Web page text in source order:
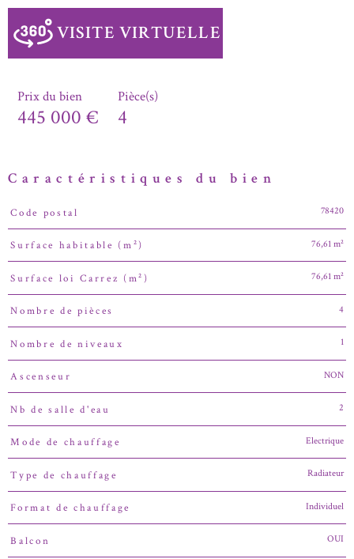
VISITE VIRTUELLE
Prix du bien
445 000 €
Pièce(s)
4
Caractéristiques du bien
Caractéristiques Valeurs
Code postal 78420
Surface habitable (m²) 76,61 m²
Surface loi Carrez (m²) 76,61 m²
Nombre de pièces 4
Nombre de niveaux 1
Ascenseur NON
Nb de salle d'eau 2
Mode de chauffage Electrique
Type de chauffage Radiateur
Format de chauffage Individuel
Balcon OUI